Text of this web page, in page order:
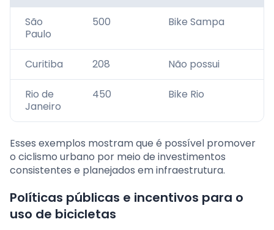
São
Paulo
500 Bike Sampa
Curitiba 208 Não possui
Rio de
Janeiro
450 Bike Rio
Esses exemplos mostram que é possível promover
o ciclismo urbano por meio de investimentos
consistentes e planejados em infraestrutura.
Políticas públicas e incentivos para o
uso de bicicletas